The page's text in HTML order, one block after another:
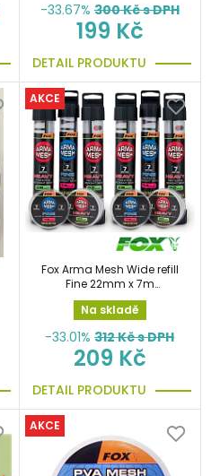
-33.67% 300Kč s DPH
199 Kč
DETAIL PRODUKTU
AKCE
Fox Arma Mesh Wide refill
Fine 22mm x 7m
náhradní síťka
Na skladě
-33.01% 312Kč s DPH
209 Kč
DETAIL PRODUKTU
AKCE